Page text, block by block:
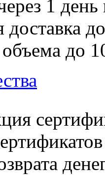
1
доставка
до